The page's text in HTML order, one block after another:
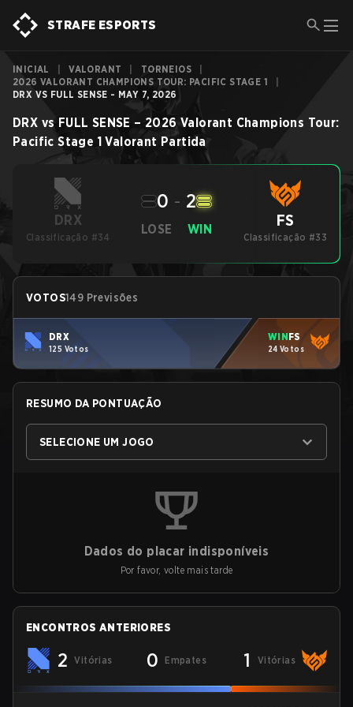
STRAFE ESPORTS
INICIAL VALORANT TORNEIOS
2026 VALORANT CHAMPIONS TOUR: PACIFIC STAGE 1
DRX VS FULL SENSE - MAY 7, 2026
DRX vs FULL SENSE – 2026 Valorant Champions Tour:
Pacific Stage 1 Valorant Partida
DRX
Classificação #34
LOSE
0 - 2
WIN FS
Classificação #33
VOTOS149 Previsões
DRX
125 Votos
WINFS
24 Votos
RESUMO DA PONTUAÇÃO
SELECIONE UM JOGO
Dados do placar indisponíveis
Por favor, volte mais tarde
ENCONTROS ANTERIORES
2 Vitórias 0 Empates 1 Vitórias